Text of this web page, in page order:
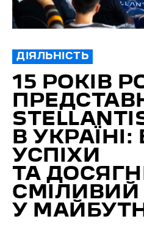
ДІЯЛЬНІСТЬ
15 РОКІВ
В
УСПІХИ
ТА
СМІЛИВИЙ
У